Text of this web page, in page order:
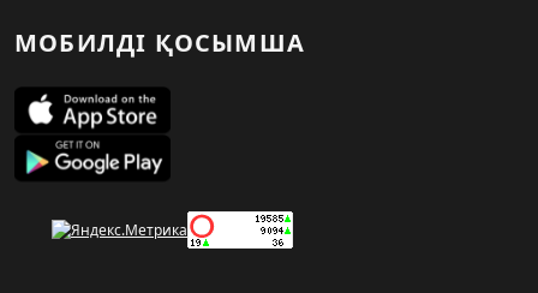
МОБИЛДІ ҚОСЫМША